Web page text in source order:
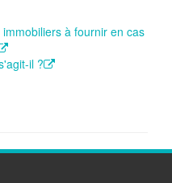
à fournir en cas
il ?